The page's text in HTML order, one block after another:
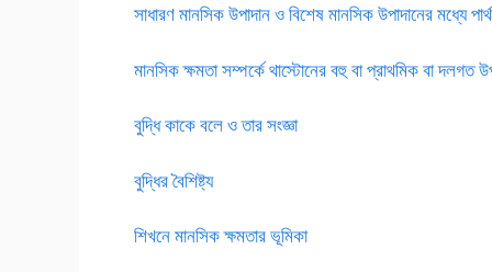
সাধারণ মানসিক উপাদান ও বিশেষ মানসিক উপাদানের মধ্যে
মানসিক ক্ষমতা সম্পর্কে থাস্টোনের বহু বা প্রাথমিক বা দলগত
বুদ্ধি কাকে বলে ও তার সংজ্ঞা
বুদ্ধির বৈশিষ্ট্য
শিখনে মানসিক ক্ষমতার ভূমিকা